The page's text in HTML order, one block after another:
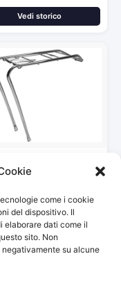
come i cookie
del dispositivo. Il
elaborare dati come il
sito. Non
su alcune
Vedi storico
Bici 26″ / 28″…
Vedi storico